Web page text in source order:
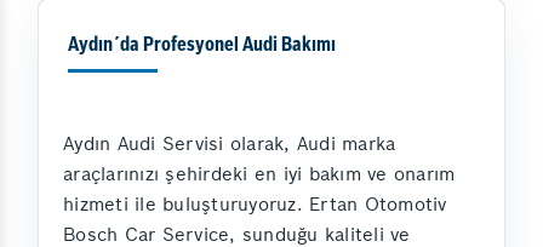
Aydın´da Profesyonel Audi Bakımı
Aydın Audi Servisi olarak, Audi marka
araçlarınızı şehirdeki en iyi bakım ve onarım
hizmeti ile buluşturuyoruz. Ertan Otomotiv
Bosch Car Service, sunduğu kaliteli ve